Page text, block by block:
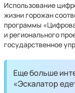
Использование
жизни горожан
программы
и регионального
государственное
Еще больше
«Эскалатор